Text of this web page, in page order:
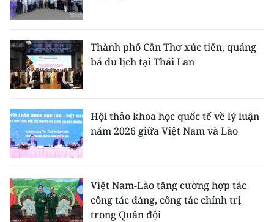
Thành phố Cần Thơ xúc tiến, quảng
bá du lịch tại Thái Lan
Hội thảo khoa học quốc tế về lý luận
năm 2026 giữa Việt Nam và Lào
Việt Nam-Lào tăng cường hợp tác
công tác đảng, công tác chính trị
trong Quân đội